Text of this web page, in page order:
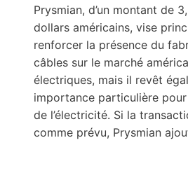
Prysmian, d’un montant de
dollars américains, vise
renforcer la présence du
câbles sur le marché
électriques, mais il revêt
importance particulière
de l’électricité. Si la
comme prévu, Prysmian